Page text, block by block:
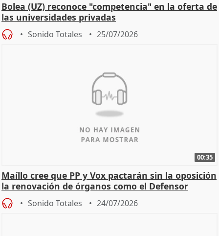
Bolea (UZ) reconoce "competencia" en la oferta de
las universidades privadas
Sonido Totales 25/07/2026
00:35
Maíllo cree que PP y Vox pactarán sin la oposición
la renovación de órganos como el Defensor
Sonido Totales 24/07/2026